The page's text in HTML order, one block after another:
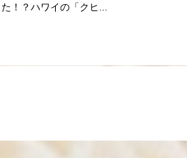
た！？ハワイの「クヒ...